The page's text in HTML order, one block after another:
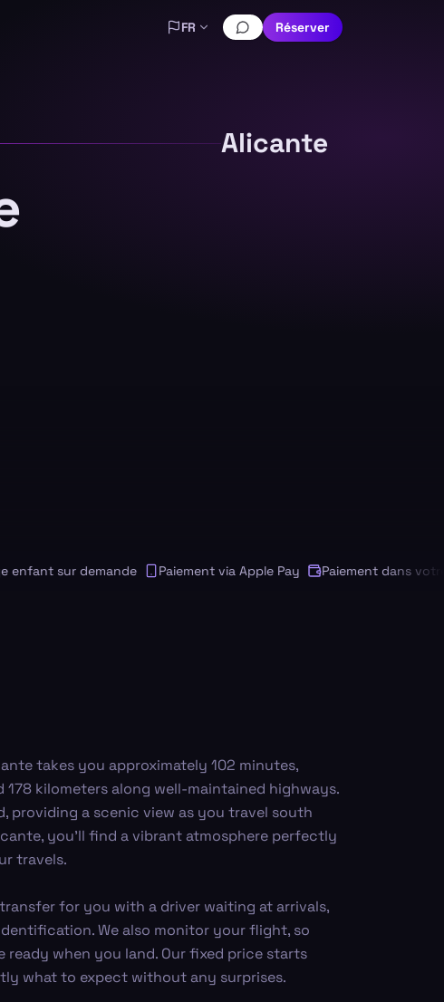
FR Réserver
Alicante
sur demande Paiement via Apple Pay Paiement dans votre
takes you approximately 102 minutes,
kilometers along well-maintained highways.
providing a scenic view as you travel south
you'll find a vibrant atmosphere perfectly
travels.
transfer for you with a driver waiting at arrivals,
We also monitor your flight, so
ready when you land. Our fixed price starts
what to expect without any surprises.